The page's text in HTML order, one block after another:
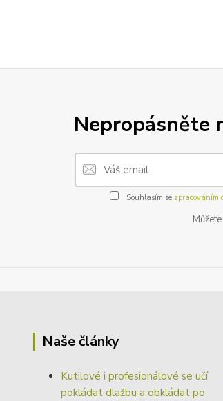
Nepropásněte
Souhlasím se zpracováním
Naše články
Kutilové i profesionálové se učí
pokládat dlažbu a obkládat po